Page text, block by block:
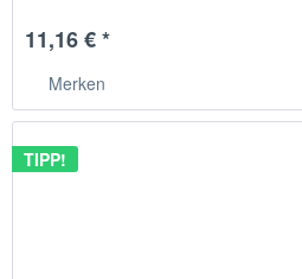
11,16 € *
Merken
TIPP!